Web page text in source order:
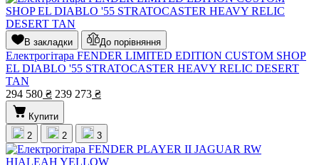
В закладки До порівняння
Електрогітара FENDER LIMITED EDITION CUSTOM SHOP
EL DIABLO '55 STRATOCASTER HEAVY RELIC DESERT
TAN
294 580 ₴ 239 273 ₴
Купити
2
2 3